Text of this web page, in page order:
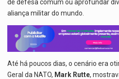
A
p
p
o
o
k
n
a
m
de defesa comum ou aprofundar
aliança militar do mundo.
Até há poucos dias, o cenário era
Geral da NATO, Mark Rutte,